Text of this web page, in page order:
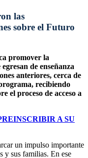
las
sobre el Futuro
promover la
de enseñanza
anteriores, cerca de
recibiendo
el proceso de acceso a
A SU
un impulso importante
y sus familias. En ese